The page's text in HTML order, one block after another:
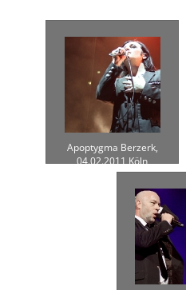
Apoptygma Berzerk,
04.02.2011 Köln